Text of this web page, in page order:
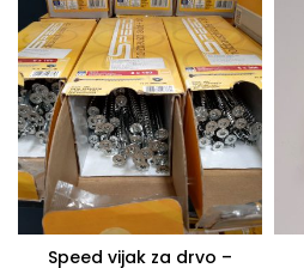
Speed vijak za drvo –